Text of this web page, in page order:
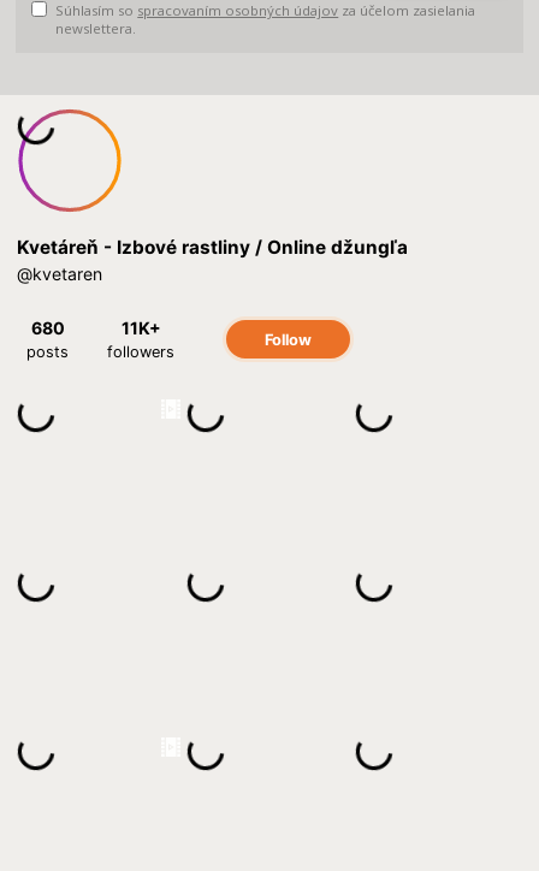
Súhlasím so spracovaním osobných údajov za účelom zasielania
newslettera.